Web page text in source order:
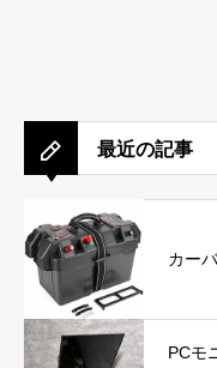
最近の記事
カー
PCモ